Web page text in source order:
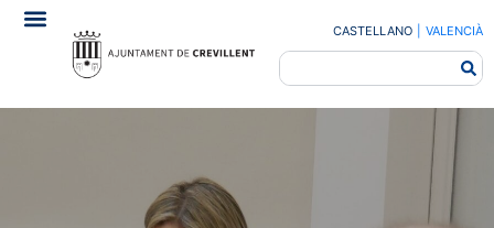
CASTELLANO VALENCIÀ